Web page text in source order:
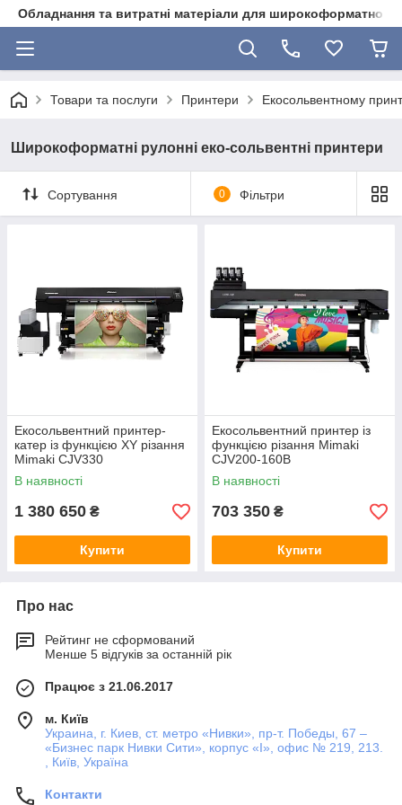
Обладнання та витратні матеріали для широкоформатного
Товари та послуги Принтери Екосольвентному
Широкоформатні рулонні еко-сольвентні принтери
Сортування 0 Фільтри
Екосольвентний принтер-
катер із функцією XY різання
Mimaki CJV330
В наявності
1 380 650 ₴
Купити
Екосольвентний принтер із
функцією різання Mimaki
CJV200-160B
В наявності
703 350 ₴
Купити
Про нас
Рейтинг не сформований
Менше 5 відгуків за останній рік
Працює з 21.06.2017
м. Київ
Украина, г. Киев, ст. метро «Нивки», пр-т. Победы, 67 –
«Бизнес парк Нивки Сити», корпус «I», офис № 219, 213.
, Київ, Україна
Контакти